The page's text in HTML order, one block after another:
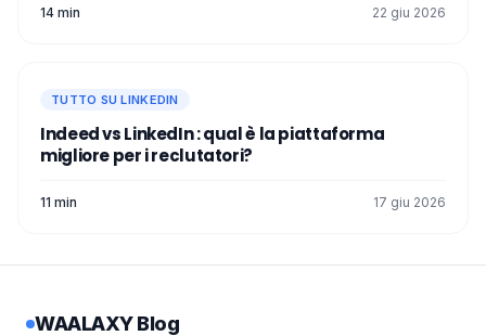
14 min 22 giu 2026
TUTTO SU LINKEDIN
Indeed vs LinkedIn : qual è la piattaforma
migliore per i reclutatori?
11 min 17 giu 2026
WAALAXY Blog